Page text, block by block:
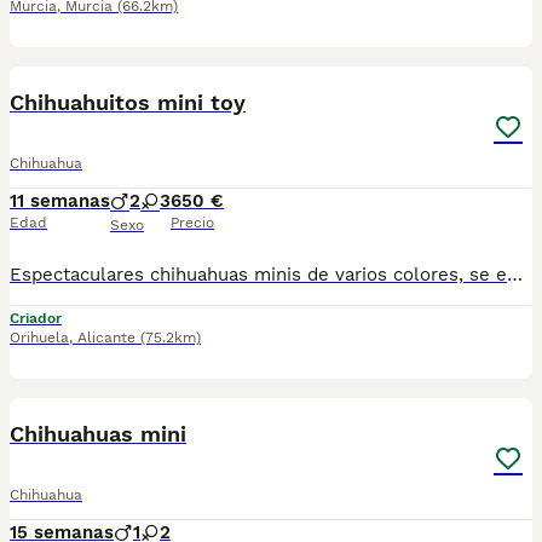
Murcia, Murcia (66.2km)
Chihuahuitos mini toy
Chihuahua
11 semanas
Edad
2 3
Sexo
650 €
Precio
Espectaculares chihuahuas minis de varios colores, se entregan con vacuna cartilla desparasitación y garantía. Tenemos chihuahuas desde 650 hasta 800. Somos un centro canino especializado. CENTRO CANINO LOS SINSOLA TEL 620 14 08 08 ANGEL
Criador
Orihuela, Alicante (75.2km)
Chihuahuas mini
Chihuahua
15 semanas 1 2